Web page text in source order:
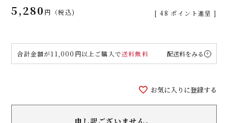
5,280 税込 [ 48 ポイント進呈 ]
合計金額が11,000円以上ご購入で送料無料 配送料をみる
お気に入りに登録する
申し訳ございません。